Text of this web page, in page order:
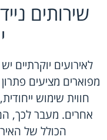
שירותים
לאירועים יוקרתיים
מפוארים מציעים
חווית שימוש
אחרים. מעבר לכך,
הכולל של